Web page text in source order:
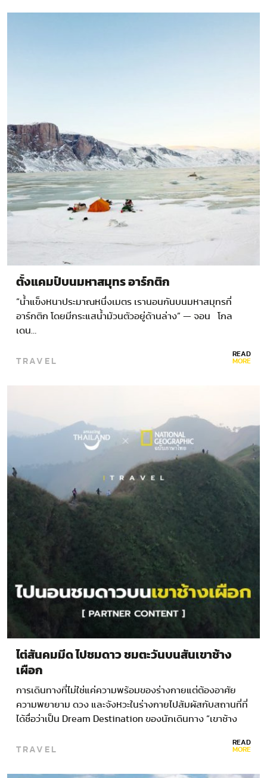
ตั้งแคมป์บนมหาสมุทร อาร์กติก
“นํ้าแข็งหนาประมาณหนึ่งเมตร เรานอนกันบนมหาสมุทรที่
อาร์กติก โดยมีกระแสนํ้าม้วนตัวอยู่ด้านล่าง” — จอน โกล
เดน…
TRAVEL READ
MORE
ไต่สันคมมีด ไปชมดาว ชมตะวันบนสันเขาช้าง
เผือก
การเดินทางที่ไม่ใช่แค่ความพร้อมของร่างกายแต่ต้องอาศัย
ความพยายาม ดวง และจังหวะในร่างกายไปสัมผัสกับสถานที่ที่
ได้ชื่อว่าเป็น Dream Destination ของนักเดินทาง “เขาช้าง
TRAVEL READ
MORE